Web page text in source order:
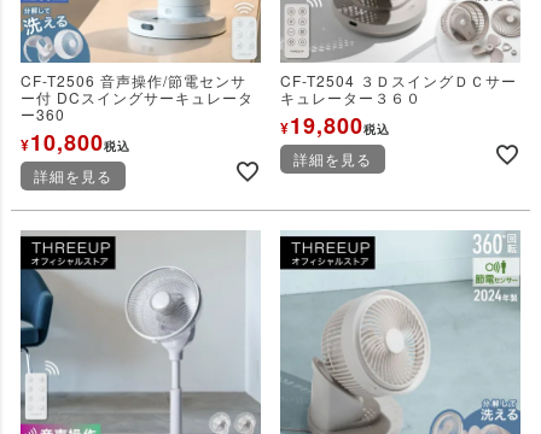
CF-T2506 音声操作/節電センサ
ー付 DCスイングサーキュレータ
ー360
¥10,800税込
詳細を見る
CF-T2504 ３ＤスイングＤＣサー
キュレーター３６０
¥19,800税込
詳細を見る